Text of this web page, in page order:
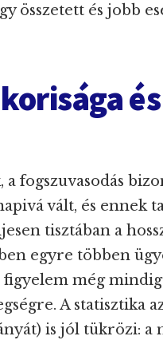
összetett és jobb
és
fogszuvasodás
vált, és ennek
tisztában a
egyre többen
figyelem még
A statisztika
is jól tükrözi: a